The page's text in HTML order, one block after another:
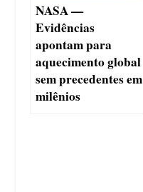
NASA —
Evidências
apontam para
aquecimento global
sem precedentes em
milênios